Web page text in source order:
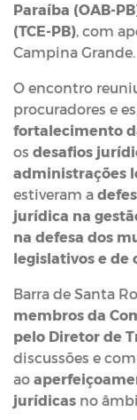
Paraíba (OAB-
(TCE-PB), com
Campina Grande.
O encontro
procuradores e
fortalecimento
os desafios
administrações
estiveram a
jurídica na
na defesa dos
legislativos e de
Barra de Santa
membros da
pelo Diretor de
discussões e
ao
jurídicas no